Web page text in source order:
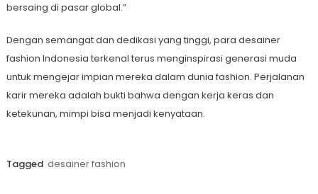
bersaing di pasar global.”
Dengan semangat dan dedikasi yang tinggi, para desainer
fashion Indonesia terkenal terus menginspirasi generasi muda
untuk mengejar impian mereka dalam dunia fashion. Perjalanan
karir mereka adalah bukti bahwa dengan kerja keras dan
ketekunan, mimpi bisa menjadi kenyataan.
Tagged desainer fashion